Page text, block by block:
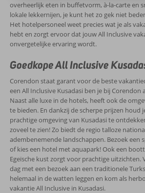
overheerlijk eten in buffetvorm, à-la-carte en
lokale lekkernijen, je kunt het zo gek niet
Het hotelpersoneel weet precies wat je als
hebt en zorgt ervoor dat jouw All Inclusive
onvergetelijke ervaring wordt.
Goedkope All Inclusive
Corendon staat garant voor de beste
een All Inclusive Kusadasi ben je bij Corendon
Naast alle luxe in de hotels, heeft ook de
te bieden. En dankzij de scherpe prijzen houd
prachtige omgeving van Kusadasi te
zoveel te zien! Zo biedt de regio talloze
adembenemende landschappen. Bezoek een
of kies een hotel met aquapark! Ook een
Egeïsche kust zorgt voor prachtige uitzichten.
dag met een bezoek aan een traditionele
helemaal in de watten leggen en kom als
vakantie All Inclusive in Kusadasi.